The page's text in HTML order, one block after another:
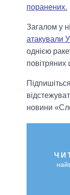
поранених.
Загалом у
атакували
однiєю
повiтряних
Підпишіться
новини